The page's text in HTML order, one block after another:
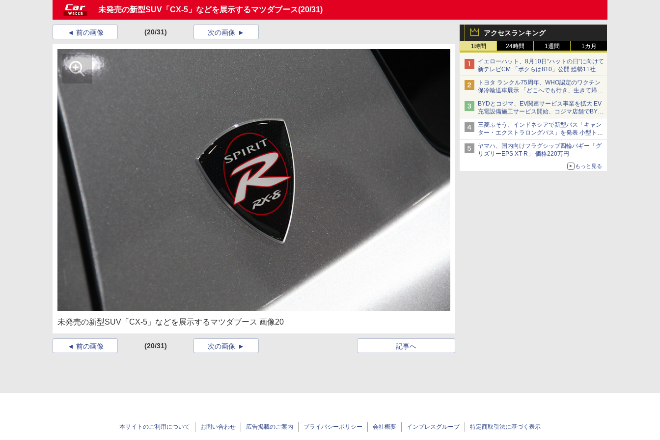
未発売の新型SUV「CX-5」などを展示するマツダブース(20/31)
アクセスランキング
1時間 24時間 1週間 1カ月
イエローハット、8月10日“ハットの日”に向けて
新テレビCM 「ボクらは810」公開 総勢11社
107名が参画
トヨタ ランクル75周年、WHO認定のワクチン
保冷輸送車展示 「どこへでも行き、生きて帰っ
てこられる」ランドクルーザーで命をつなぐ
BYDとコジマ、EV関連サービス事業を拡大 EV
充電設備施工サービス開始、コジマ店舗でBYD
車の展示・試乗イベントを強化
三菱ふそう、インドネシアで新型バス「キャン
ター・エクストラロングバス」を発表 小型トラ
ックベースの観光・旅客輸送向けバス
ヤマハ、国内向けフラグシップ四輪バギー「グ
リズリーEPS XT-R」 価格220万円
もっと見る
前の画像 (20/31) 次の画像
未発売の新型SUV「CX-5」などを展示するマツダブース 画像20
前の画像 (20/31) 記事へ
次の画像
本サイトのご利用について お問い合わせ 広告掲載のご案内 プライバシーポリシー 会社概要 インプレスグループ 特定商取引法に基づく表示